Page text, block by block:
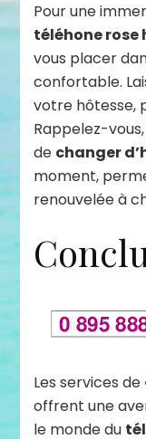
Pour une
téléhone rose
vous placer
confortable.
votre hôtesse,
Rappelez-
de changer
moment,
renouvelée à
Les services de
offrent une
le monde du